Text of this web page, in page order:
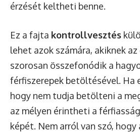
érzését keltheti benne.
Ez a fajta kontrollvesztés
lehet azok számára, akiknek
szorosan összefonódik a
férfiszerepek betöltésével. Ha
hogy nem tudja betölteni a
az mélyen érintheti a
képét. Nem arról van szó, hogy